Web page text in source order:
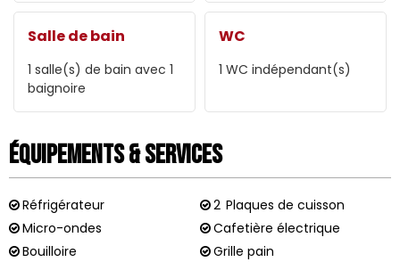
Salle de bain
1 salle(s) de bain avec 1
baignoire
WC
1 WC indépendant(s)
Équipements & Services
Réfrigérateur 2 Plaques de cuisson
Micro-ondes
Cafetière électrique
Bouilloire
Grille pain